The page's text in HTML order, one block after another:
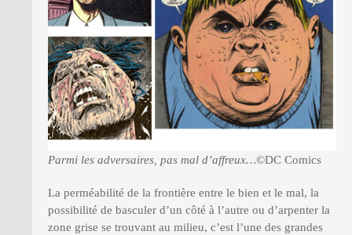
Parmi les adversaires, pas mal d’affreux…©DC Comics
La perméabilité de la frontière entre le bien et le mal, la
possibilité de basculer d’un côté à l’autre ou d’arpenter la
zone grise se trouvant au milieu, c’est l’une des grandes